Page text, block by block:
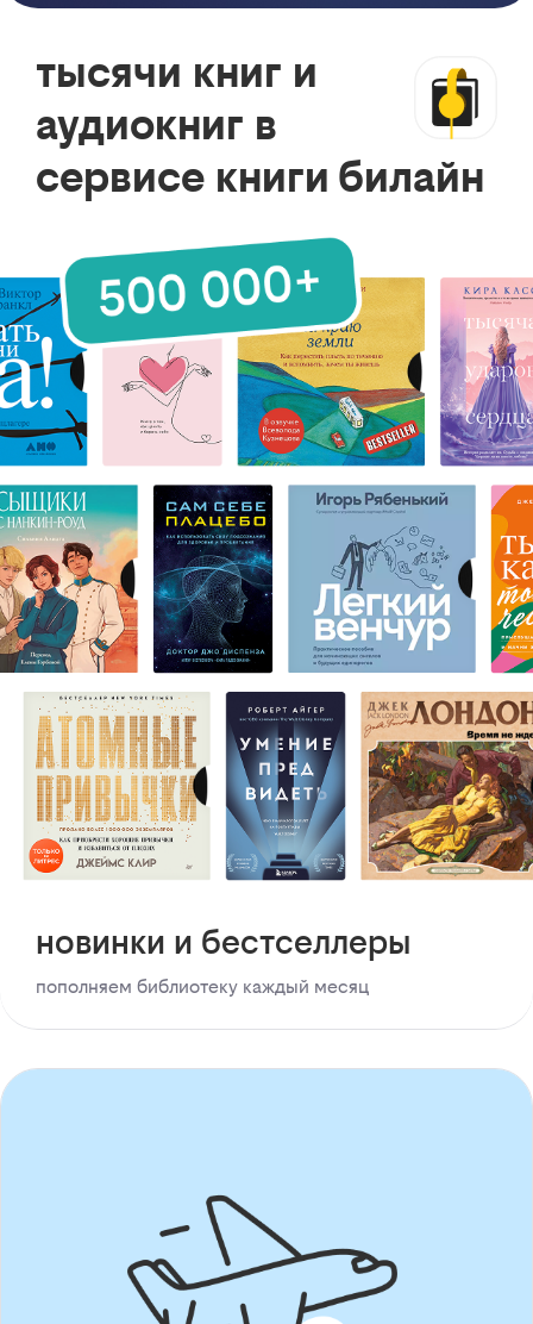
тысячи книг и
аудиокниг в
сервисе книги билайн
новинки и бестселлеры
пополняем библиотеку каждый месяц